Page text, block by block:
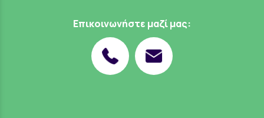
Επικοινωνήστε μαζί μας: